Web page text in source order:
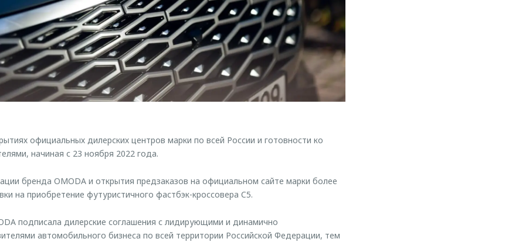
официальных дилерских центров марки по всей России и готовности ко
начиная с 23 ноября 2022 года.
бренда OMODA и открытия предзаказов на официальном сайте марки более
на приобретение футуристичного фастбэк-кроссовера C5.
подписала дилерские соглашения с лидирующими и динамично
автомобильного бизнеса по всей территории Российской Федерации, тем